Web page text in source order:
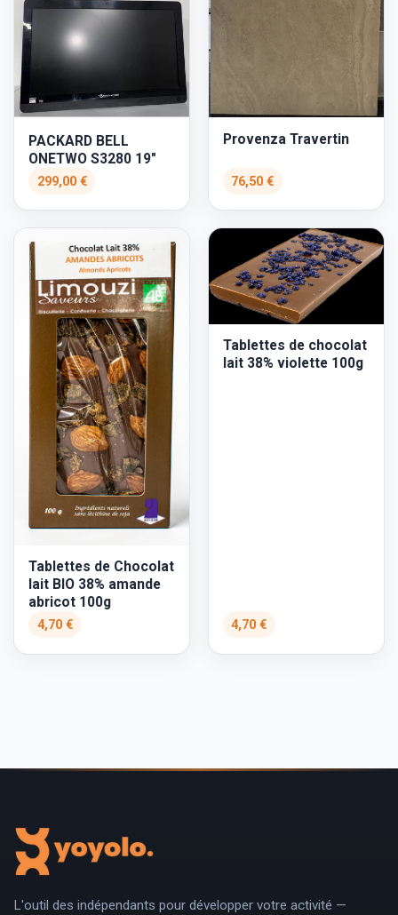
PACKARD BELL
ONETWO S3280 19"
299,00 €
Provenza Travertin
76,50 €
Tablettes de Chocolat
lait BIO 38% amande
abricot 100g
4,70 €
Tablettes de chocolat
lait 38% violette 100g
4,70 €
L'outil des indépendants pour développer votre activité —